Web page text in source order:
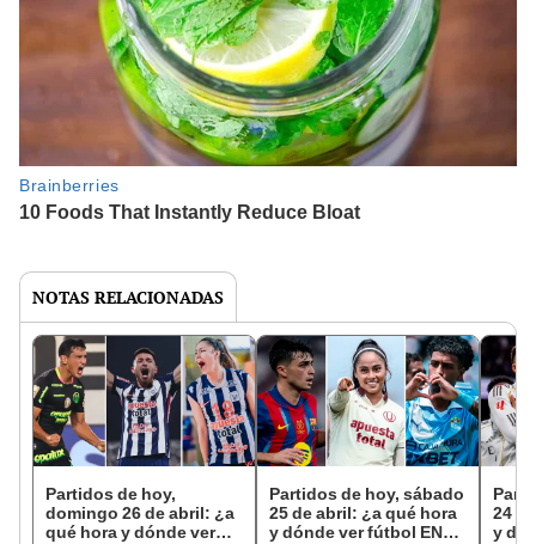
NOTAS RELACIONADAS
Partidos de hoy,
domingo 26 de abril: ¿a
qué hora y dónde ver
Partidos de hoy, sábado
25 de abril: ¿a qué hora
y dónde ver fútbol EN
24
y